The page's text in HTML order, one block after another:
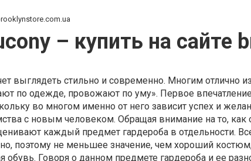
– купить на сайте
выглядеть стильно и современно. Многим отлично
по одежде, провожают по уму». Первое впечатление
во многом именно от него зависит успех и
с новым человеком. Обращая внимание на то, как
каждый предмет гардероба в отдельности.
поэтому не меньшее значение, чем хороший
обувь. Говоря о данном предмете гардероба и ее